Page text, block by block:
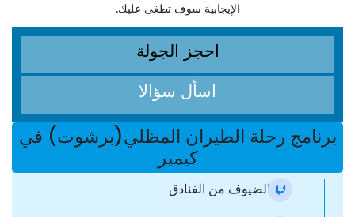
الإيجابية سوف تطغى عليك.
احجز الجولة
اسأل سؤالا
برنامج رحلة الطيران المظلي(برشوت) في
كيمير
نقل الضيوف من الفنادق